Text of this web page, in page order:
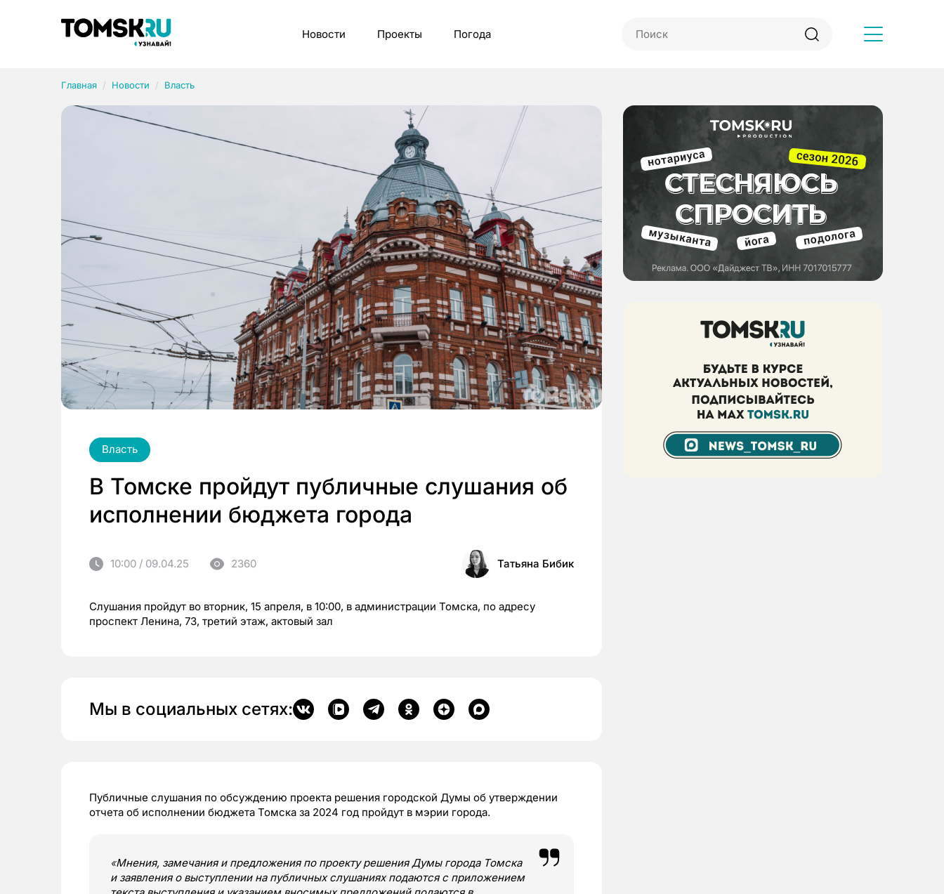
Новости Проекты Погода
Главная Новости Власть
Власть
В Томске пройдут публичные слушания об
исполнении бюджета города
10:00 / 09.04.25 2360 Татьяна Бибик
Слушания пройдут во вторник, 15 апреля, в 10:00, в администрации Томска, по адресу
проспект Ленина, 73, третий этаж, актовый зал
Мы в социальных сетях:
Публичные слушания по обсуждению проекта решения городской Думы об утверждении
отчета об исполнении бюджета Томска за 2024 год пройдут в мэрии города.
«Мнения, замечания и предложения по проекту решения Думы города Томска
и заявления о выступлении на публичных слушаниях подаются с приложением
Рубрики